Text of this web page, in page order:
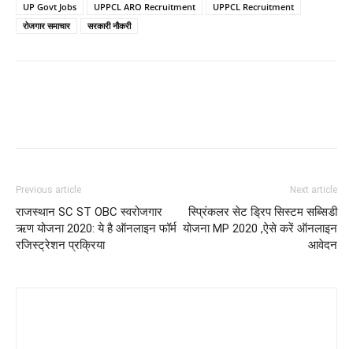
UP Govt Jobs
UPPCL ARO Recruitment
UPPCL Recruitment
रोजगार समाचार
सरकारी नौकरी
Previous article
राजस्थान SC ST OBC स्वरोजगार
ऋण योजना 2020: ये है ऑनलाइन फॉर्म
रजिस्ट्रेशन प्रक्रिया
Next article
स्प्रिंकलर सेट ड्रिप सिस्टम सब्सिडी
योजना MP 2020 ,ऐसे करें ऑनलाइन
आवेदन